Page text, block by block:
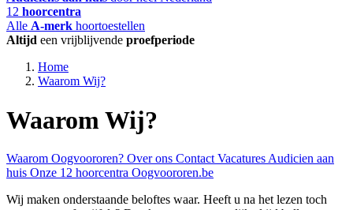
12 hoorcentra
Alle A-merk hoortoestellen
Altijd een vrijblijvende proefperiode
Home
Waarom Wij?
Waarom Wij?
Waarom Oogvoororen? Over ons Contact Vacatures Audicien aan
huis Onze 12 hoorcentra Oogvoororen.be
Wij maken onderstaande beloftes waar. Heeft u na het lezen toch